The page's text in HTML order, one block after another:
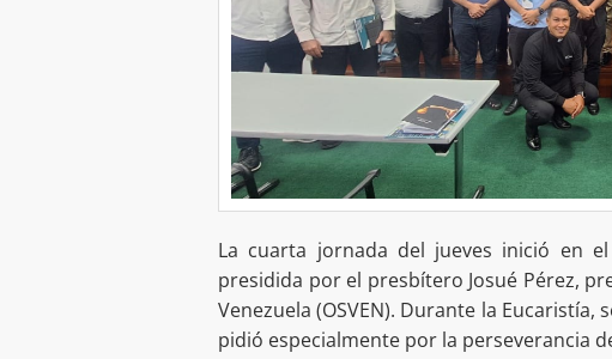
La cuarta jornada del jueves inició en
presidida por el presbítero Josué Pérez,
Venezuela (OSVEN). Durante la
pidió especialmente por la perseverancia